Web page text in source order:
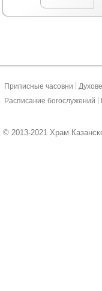
Приписные часовни
Расписание богослужений
© 2013-2021 Храм